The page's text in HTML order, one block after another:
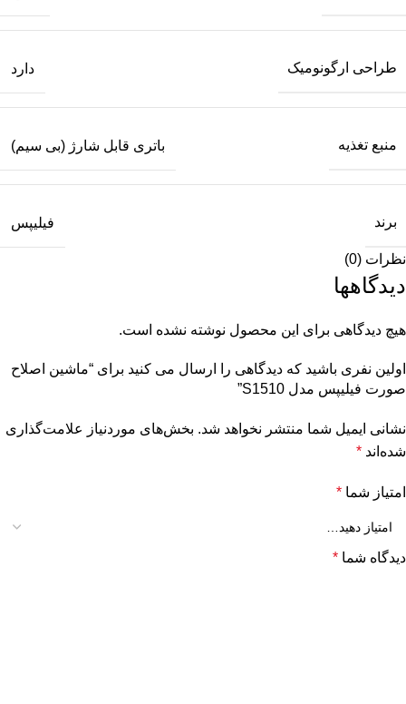
طراحی ارگونومیک دارد
منبع تغذیه باتری قابل شارژ (بی سیم)
برند فیلیپس
نظرات (0)
دیدگاهها
هیچ دیدگاهی برای این محصول نوشته نشده است.
اولین نفری باشید که دیدگاهی را ارسال می کنید برای “ماشین اصلاح
صورت فیلیپس مدل S1510”
نشانی ایمیل شما منتشر نخواهد شد. بخش‌های موردنیاز علامت‌گذاری
شده‌اند *
امتیاز شما *
دیدگاه شما *